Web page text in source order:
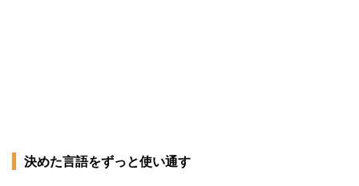
決めた言語をずっと使い通す